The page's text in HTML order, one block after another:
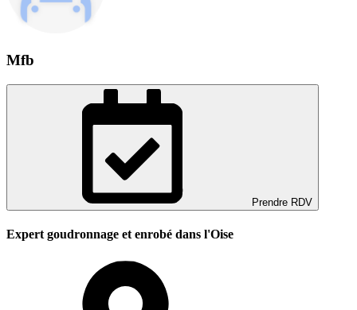
Mfb
Prendre RDV
Expert goudronnage et enrobé dans l'Oise